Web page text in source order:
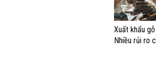
Xuất khẩu
Nhiều rủi ro